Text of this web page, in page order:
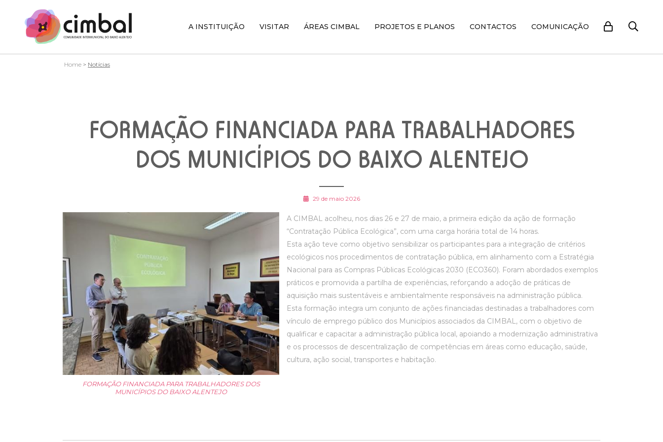
A INSTITUIÇÃO VISITAR ÁREAS CIMBAL PROJETOS E PLANOS CONTACTOS COMUNICAÇÃO
Home > Notícias
FORMAÇÃO FINANCIADA PARA TRABALHADORES
DOS MUNICÍPIOS DO BAIXO ALENTEJO
29 de maio 2026
FORMAÇÃO FINANCIADA PARA TRABALHADORES DOS
MUNICÍPIOS DO BAIXO ALENTEJO
A CIMBAL acolheu, nos dias 26 e 27 de maio, a primeira edição da ação de formação
“Contratação Pública Ecológica”, com uma carga horária total de 14 horas.
Esta ação teve como objetivo sensibilizar os participantes para a integração de critérios
ecológicos nos procedimentos de contratação pública, em alinhamento com a Estratégia
Nacional para as Compras Públicas Ecológicas 2030 (ECO360). Foram abordados exemplos
práticos e promovida a partilha de experiências, reforçando a adoção de práticas de
aquisição mais sustentáveis e ambientalmente responsáveis na administração pública.
Esta formação integra um conjunto de ações financiadas destinadas a trabalhadores com
vínculo de emprego público dos Municípios associados da CIMBAL, com o objetivo de
qualificar e capacitar a administração pública local, apoiando a modernização administrativa
e os processos de descentralização de competências em áreas como educação, saúde,
cultura, ação social, transportes e habitação.